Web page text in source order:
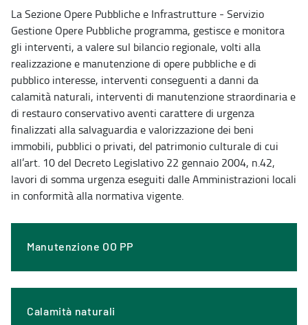
La Sezione Opere Pubbliche e Infrastrutture - Servizio
Gestione Opere Pubbliche programma, gestisce e monitora
gli interventi, a valere sul bilancio regionale, volti alla
realizzazione e manutenzione di opere pubbliche e di
pubblico interesse, interventi conseguenti a danni da
calamità naturali, interventi di manutenzione straordinaria e
di restauro conservativo aventi carattere di urgenza
finalizzati alla salvaguardia e valorizzazione dei beni
immobili, pubblici o privati, del patrimonio culturale di cui
all’art. 10 del Decreto Legislativo 22 gennaio 2004, n.42,
lavori di somma urgenza eseguiti dalle Amministrazioni locali
in conformità alla normativa vigente.
Manutenzione OO PP
Calamità naturali